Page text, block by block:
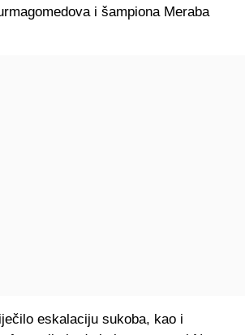
i šampiona Meraba
eskalaciju sukoba, kao i